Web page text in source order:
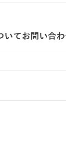
いてお問い合